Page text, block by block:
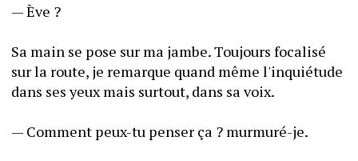
— Ève ?
Sa main se pose sur ma jambe. Toujours focalisé
sur la route, je remarque quand même l'inquiétude
dans ses yeux mais surtout, dans sa voix.
— Comment peux-tu penser ça ? murmuré-je.